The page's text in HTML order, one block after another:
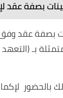
بصفة عقد
بصفة عقد وفق
بـ